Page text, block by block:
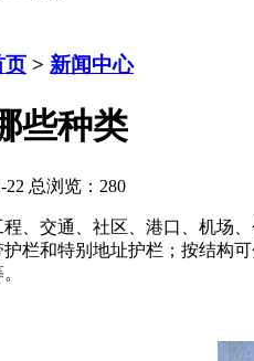
页 > 新闻中心
些种类
总浏览： 280
、交通、社区、港口、机场
栏和特别地址护栏；按结构